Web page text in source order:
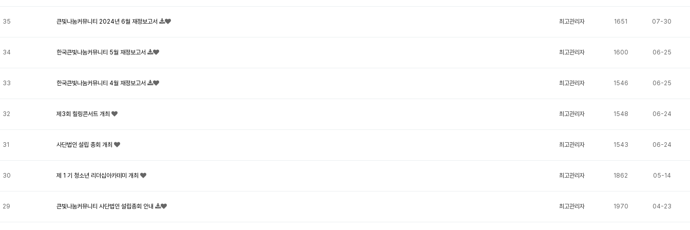
35 큰빛나눔커뮤니티 2024년 6월 재정보고서 최고관리자 1651 07-30
34 한국큰빛나눔커뮤니티 5월 재정보고서 최고관리자 1600 06-25
33 한국큰빛나눔커뮤니티 4월 재정보고서 최고관리자 1546 06-25
32 제3회 힐링콘서트 개최 최고관리자 1548 06-24
31 사단법인 설립 총회 개최 최고관리자 1543 06-24
30 제 1 기 청소년 리더십아카데미 개최 최고관리자 1862 05-14
29 큰빛나눔커뮤니티 사단법인 설립총회 안내 최고관리자 1970 04-23